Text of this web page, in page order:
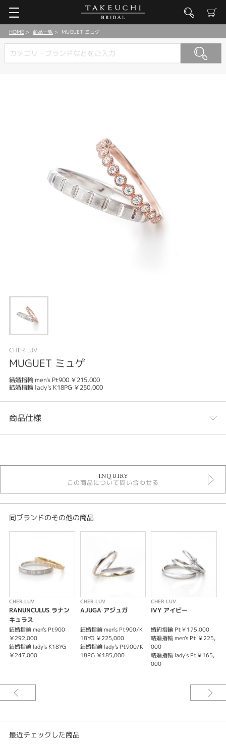
HOME 商品一覧 MUGUET ミュゲ
CHER LUV
MUGUET ミュゲ
結婚指輪 men's Pt900 ￥215,000
結婚指輪 lady's K18PG ￥250,000
商品仕様
結婚指輪
エタニティリング
結婚指輪 ストレート
結婚指輪 ゴールドカラー
結婚指輪 プラチナカラー
結婚指輪 ミルグレイン
デザイン
テイスト
結婚指輪 アンティーク
性別
メンズ
INQUIRY
この商品について問い合わせる
同ブランドのその他の商品
CHER LUV
RANUNCULUS ラナン
キュラス
結婚指輪 men's Pt900
￥292,000
結婚指輪 lady's K18YG
￥247,000
CHER LUV
AJUGA アジュガ
結婚指輪 men's Pt900/K
18YG ￥225,000
結婚指輪 lady's Pt900/K
18PG ￥185,000
CHER LUV
IVY アイビー
婚約指輪 Pt￥175,000
結婚指輪 men's Pt ￥225,
000
結婚指輪 lady's Pt￥165,
000
最近チェックした商品